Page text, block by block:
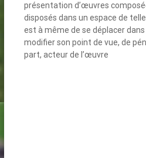
présentation d’œuvres
disposés dans un espace de
est à même de se déplacer
modifier son point de vue, de
part, acteur de l’œuvre